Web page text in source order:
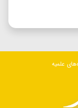
علمیه